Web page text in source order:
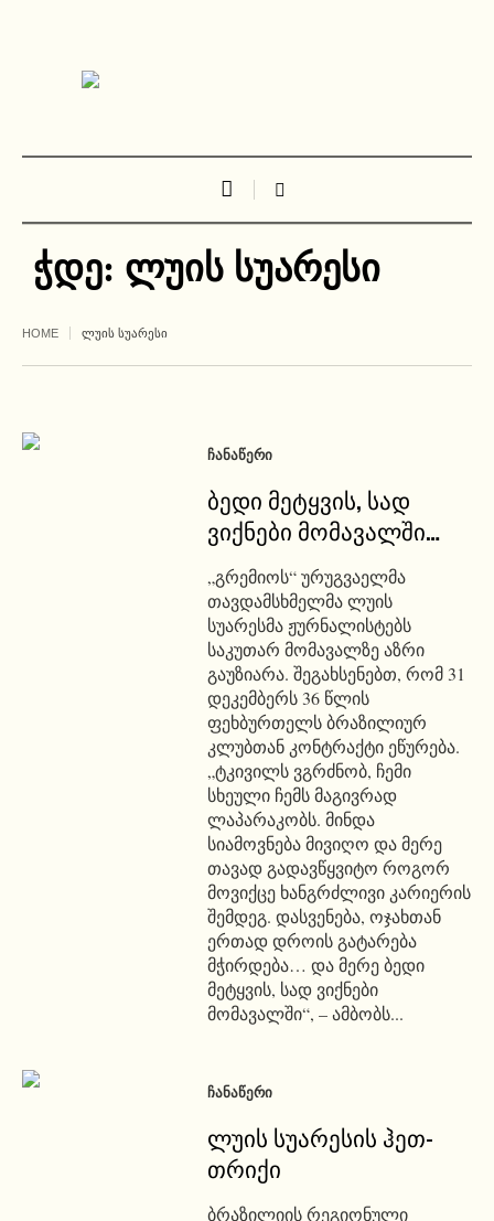
ჭდე: ლუის სუარესი
HOME ᲚᲣᲘᲡ ᲡᲣᲐᲠᲔᲡᲘ
ᲩᲐᲜᲐᲬᲔᲠᲘ
ბედი მეტყვის, სად
ვიქნები მომავალში…
„გრემიოს“ ურუგვაელმა
თავდამსხმელმა ლუის
სუარესმა ჟურნალისტებს
საკუთარ მომავალზე აზრი
გაუზიარა. შეგახსენებთ, რომ 31
დეკემბერს 36 წლის
ფეხბურთელს ბრაზილიურ
კლუბთან კონტრაქტი ეწურება.
„ტკივილს ვგრძნობ, ჩემი
სხეული ჩემს მაგივრად
ლაპარაკობს. მინდა
სიამოვნება მივიღო და მერე
თავად გადავწყვიტო როგორ
მოვიქცე ხანგრძლივი კარიერის
შემდეგ. დასვენება, ოჯახთან
ერთად დროის გატარება
მჭირდება… და მერე ბედი
მეტყვის, სად ვიქნები
მომავალში“, – ამბობს...
ᲩᲐᲜᲐᲬᲔᲠᲘ
ლუის სუარესის ჰეთ-
თრიქი
ბრაზილიის რეგიონული